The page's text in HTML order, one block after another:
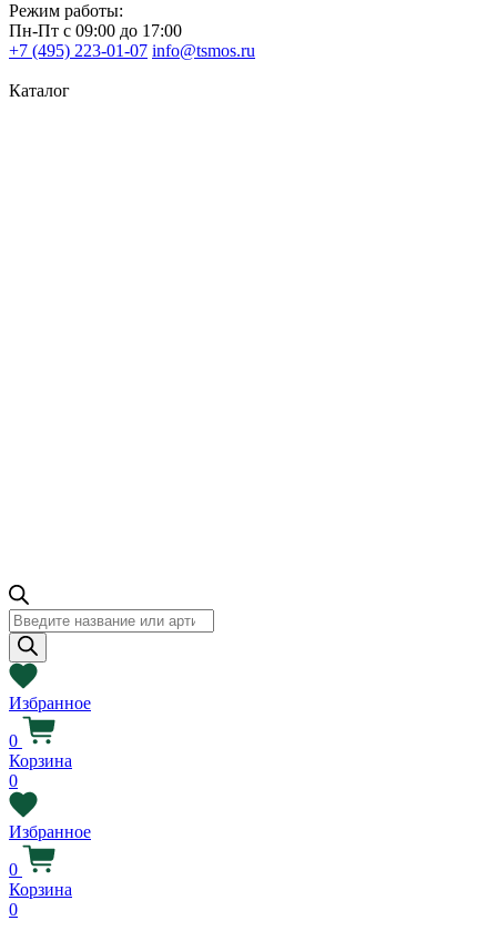
Режим работы:
Пн-Пт с 09:00 до 17:00
+7 (495) 223-01-07 info@tsmos.ru
Каталог
Поиск
товаров
Избранное
0
Корзина
0
Избранное
0
Корзина
0